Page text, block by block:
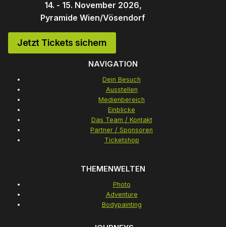
Österreichs einzige Messe, die Fotografie und Reisen
verbindet. 2 Tage, 3 Themenwelten, unendliche
Möglichkeiten – seit 2004 Treffpunkt für alle, die
Bilder lieben, sich weiterentwickeln, austauschen und
die Welt entdecken wollen.
14. - 15. November 2026,
Pyramide Wien/Vösendorf
Jetzt Tickets sichern
Dein Besuch
Ausstellen
Medienbereich
Einblicke